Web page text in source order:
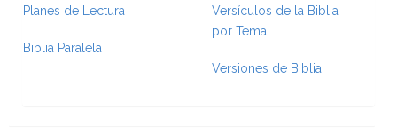
Planes de Lectura
Biblia Paralela
Versículos de la Biblia
por Tema
Versiones de Biblia